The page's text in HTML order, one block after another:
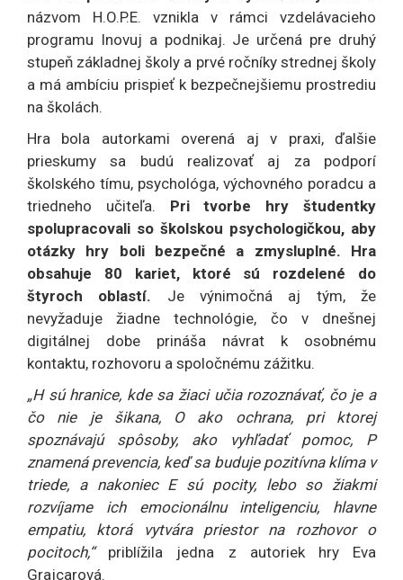
názvom H.O.P.E. vznikla v rámci vzdelávacieho
programu Inovuj a podnikaj. Je určená pre druhý
stupeň základnej školy a prvé ročníky strednej školy
a má ambíciu prispieť k bezpečnejšiemu prostrediu
na školách.
Hra bola autorkami overená aj v praxi, ďalšie
prieskumy sa budú realizovať aj za podporí
školského tímu, psychológa, výchovného poradcu a
triedneho učiteľa. Pri tvorbe hry študentky
spolupracovali so školskou psychologičkou, aby
otázky hry boli bezpečné a zmysluplné. Hra
obsahuje 80 kariet, ktoré sú rozdelené do
štyroch oblastí. Je výnimočná aj tým, že
nevyžaduje žiadne technológie, čo v dnešnej
digitálnej dobe prináša návrat k osobnému
kontaktu, rozhovoru a spoločnému zážitku.
„H sú hranice, kde sa žiaci učia rozoznávať, čo je a
čo nie je šikana, O ako ochrana, pri ktorej
spoznávajú spôsoby, ako vyhľadať pomoc, P
znamená prevencia, keď sa buduje pozitívna klíma v
triede, a nakoniec E sú pocity, lebo so žiakmi
rozvíjame ich emocionálnu inteligenciu, hlavne
empatiu, ktorá vytvára priestor na rozhovor o
pocitoch,“priblížila jedna z autoriek hry Eva
Grajcarová.